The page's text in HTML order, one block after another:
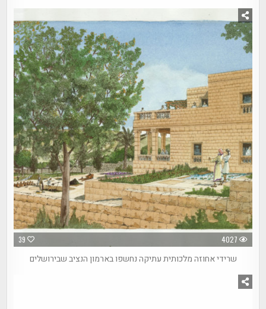
39 4027
שרידי אחוזה מלכותית עתיקה נחשפו בארמון הנציב שבירושלים